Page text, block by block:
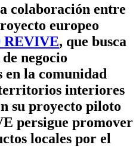
colaboración entre
europeo
REVIVE, que busca
negocio
en la comunidad
interiores
su proyecto piloto
persigue promover
locales por el